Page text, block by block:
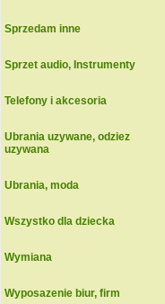
Sprzedam inne
Sprzet audio, Instrumenty
Telefony i akcesoria
Ubrania uzywane, odziez
uzywana
Ubrania, moda
Wszystko dla dziecka
Wymiana
Wyposazenie biur, firm